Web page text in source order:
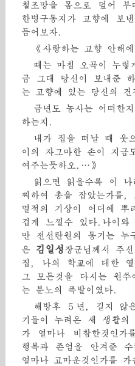
철조망을 몸으로 덮어
한병구동지가 고향에 보
듬어보자.
《사랑하는 고향 안해에
때는 마침 오곡이 누렇
금 그대 당신이 보내준
는 고향에 있는 당신의 건
금년도 농사는 어떠한
하는지.
내가 집을 떠날 때 웃
이의 자그마한 손이 지금
여주는듯하오.…》
읽으면 읽을수록 이
찌하여 총을 잡았는가를,
멸적의 기상이 어디에 뿌
겁게 느낄수 있다.나이
만 전선탄원의 동기는 누
은 김일성 장군님께서 주
집, 나의 학교에 대한
그 모든것을 다시는 원쑤
는 분노의 폭발이였다.
해방후 ５년, 길지 않
기들이 누려온 새 생활의
가 얼마나 비참한것인가
행복과 존엄을 안겨준
얼마나 고마운것인가를 가